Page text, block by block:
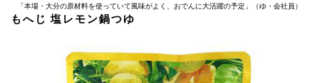
「本場・大分の原材料を使っていて風味がよく、おでんに大活躍の予定」（ゆ・会社員）
もへじ 塩レモン鍋つゆ